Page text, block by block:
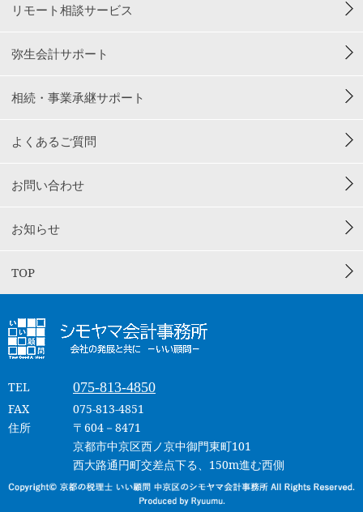
リモート相談サービス
弥生会計サポート
相続・事業承継サポート
よくあるご質問
お問い合わせ
お知らせ
TOP
TEL 075-813-4850
FAX
075-813-4851
住所
〒604－8471
京都市中京区西ノ京中御門東町101
西大路通円町交差点下る、150m進む西側